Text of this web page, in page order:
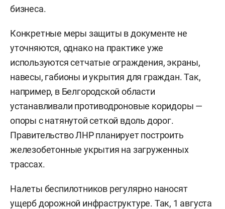
бизнеса.
Конкретные меры защиты в документе не
уточняются, однако на практике уже
используются сетчатые ограждения, экраны,
навесы, габионы и укрытия для граждан. Так,
например, в Белгородской области
устанавливали противодроновые коридоры —
опоры с натянутой сеткой вдоль дорог.
Правительство ЛНР планирует построить
железобетонные укрытия на загруженных
трассах.
Налеты беспилотников регулярно наносят
ущерб дорожной инфраструктуре. Так, 1 августа